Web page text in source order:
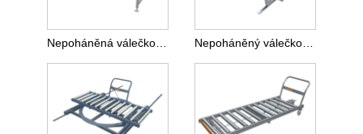
Nepoháněná válečková dopravní linka pro balicí sekci Nepoháněný válečkový kolejový vozík